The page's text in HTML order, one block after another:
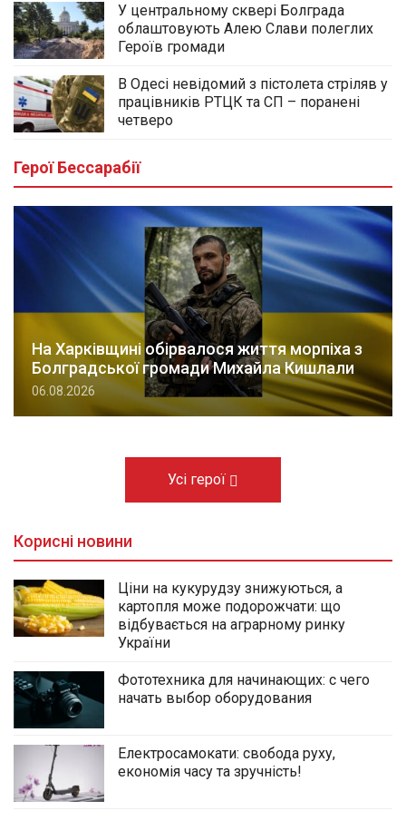
У центральному сквері Болграда
облаштовують Алею Слави полеглих
Героїв громади
В Одесі невідомий з пістолета стріляв у
працівників РТЦК та СП – поранені
четверо
Герої Бессарабії
На Харківщині обірвалося життя морпіха з
Болградської громади Михайла Кишлали
06.08.2026
Усі герої
Корисні новини
Ціни на кукурудзу знижуються, а
картопля може подорожчати: що
відбувається на аграрному ринку
України
Фототехника для начинающих: с чего
начать выбор оборудования
Електросамокати: свобода руху,
економія часу та зручність!